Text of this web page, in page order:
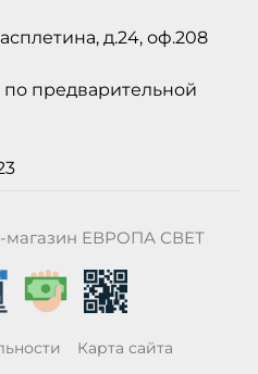
д.24, оф.208
предварительной
магазин ЕВРОПА СВЕТ
Карта сайта